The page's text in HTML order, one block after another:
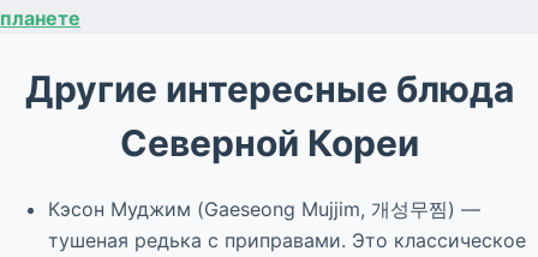
планете
Другие интересные блюда
Северной Кореи
Кэсон Муджим (Gaeseong Mujjim, 개성무찜) —
тушеная редька с приправами. Это классическое